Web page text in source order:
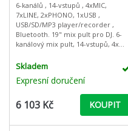
6-kanálů , 14-vstupů , 4xMIC,
7xLINE, 2xPHONO, 1xUSB ,
USB/SD/MP3 player/recorder ,
Bluetooth. 19" mix pult pro DJ. 6-
kanálový mix pult, 14-vstupů, 4x
vstup. Zabudovaný USB/SD/MP3
Skladem
Expresní doručení
6 103 Kč KOUPIT